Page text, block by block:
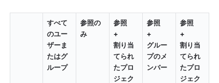
すべて
のユー
ザーま
たはグ
ループ
参照の
み
参照
+
割り当
てられ
たプロ
ジェク
参照
+
グルー
プのメ
ンバー
参照
+
割り当
てられ
たプロ
ジェク